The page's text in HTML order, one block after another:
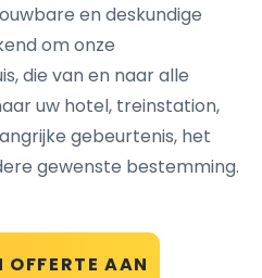
OFFERTE AAN
en deskundige
om onze
die van en naar alle
uw hotel, treinstation,
gebeurtenis, het
gewenste bestemming.